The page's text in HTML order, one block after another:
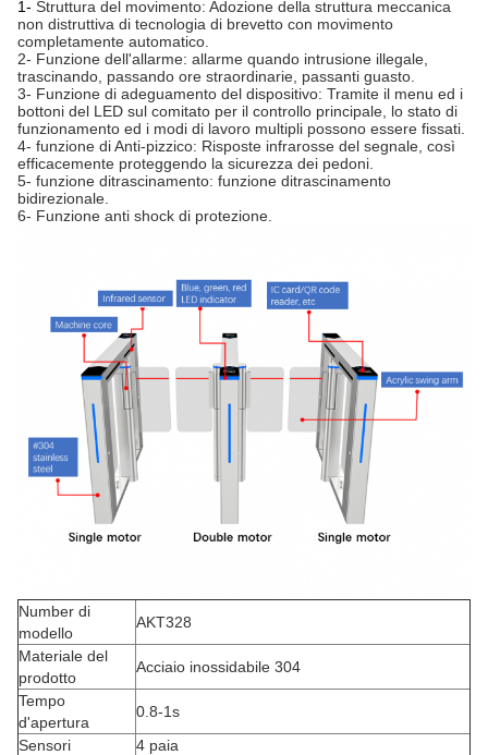
1- Struttura del movimento: Adozione della struttura meccanica
non distruttiva di tecnologia di brevetto con movimento
completamente automatico.
2- Funzione dell'allarme: allarme quando intrusione illegale,
trascinando, passando ore straordinarie, passanti guasto.
3- Funzione di adeguamento del dispositivo: Tramite il menu ed i
bottoni del LED sul comitato per il controllo principale, lo stato di
funzionamento ed i modi di lavoro multipli possono essere fissati.
4- funzione di Anti-pizzico: Risposte infrarosse del segnale, così
efficacemente proteggendo la sicurezza dei pedoni.
5- funzione ditrascinamento: funzione ditrascinamento
bidirezionale.
6- Funzione anti shock di protezione.
Number di
modello
AKT328
Materiale del
prodotto
Acciaio inossidabile 304
Tempo
d'apertura
0.8-1s
Sensori
4 paia